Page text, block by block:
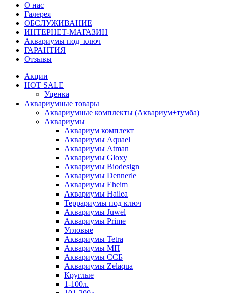
О нас
Галерея
ОБСЛУЖИВАНИЕ
ИНТЕРНЕТ-МАГАЗИН
Аквариумы под ключ
ГАРАНТИЯ
Отзывы
Акции
HOT SALE
Уценка
Аквариумные товары
Аквариумные комплекты (Аквариум+тумба)
Аквариумы
Аквариум комплект
Аквариумы Aquael
Аквариумы Atman
Аквариумы Gloxy
Аквариумы Biodesign
Аквариумы Dennerle
Аквариумы Eheim
Аквариумы Hailea
Террариумы под ключ
Аквариумы Juwel
Аквариумы Prime
Угловые
Аквариумы Tetra
Аквариумы МП
Аквариумы ССБ
Аквариумы Zelaqua
Круглые
1-100л.